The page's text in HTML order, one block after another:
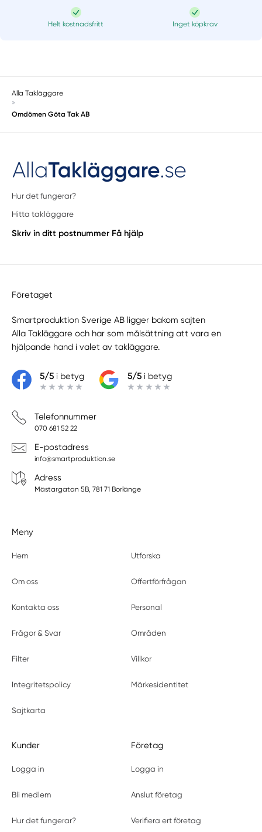
Helt kostnadsfritt Inget köpkrav
Alla Takläggare
»
Omdömen Göta Tak AB
Hur det fungerar?
Hitta takläggare
Skriv in ditt postnummer Få hjälp
Företaget
Smartproduktion Sverige AB ligger bakom sajten
Alla Takläggare och har som målsättning att vara en
hjälpande hand i valet av takläggare.
5/5i betyg 5/5i betyg
Telefonnummer
070 681 52 22
E-postadress
info@smartproduktion.se
Adress
Mästargatan 5B, 781 71 Borlänge
Meny
Hem Utforska
Om oss Offertförfrågan
Kontakta oss Personal
Frågor & Svar Områden
Filter Villkor
Integritetspolicy Märkesidentitet
Sajtkarta
Kunder
Logga in
Bli medlem
Hur det fungerar?
Företag
Logga in
Anslut företag
Verifiera ert företag